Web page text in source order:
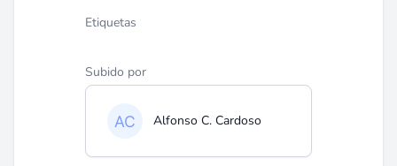
Etiquetas
Subido por
Alfonso C. Cardoso